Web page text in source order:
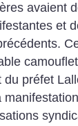
avaient
et
du préfet